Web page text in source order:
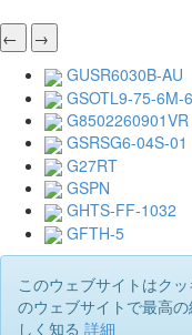
←
→
GUSR6030B-AU
GSOTL9-75-6M-
G8502260901VR
GSRSG6-04S-01
G27RT
GSPN
GHTS-FF-1032
GFTH-5
このウェブサイトはク
のウェブサイトで最高
しく知る 詳細